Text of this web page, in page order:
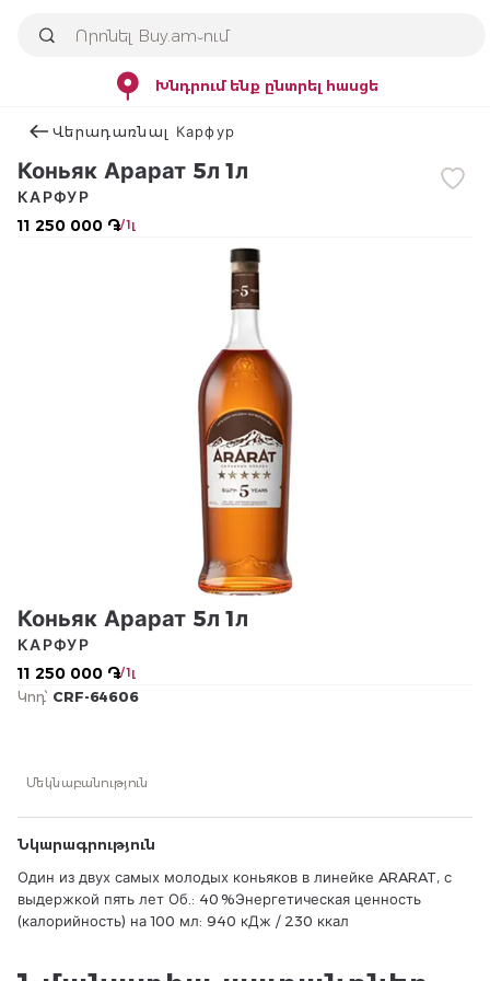
Խնդրում ենք ընտրել հասցե
Վերադառնալ Карфур
Коньяк Арарат 5л 1л
11 250 000 ֏/ 1լ
КАРФУР
Коньяк Арарат 5л 1л
11 250 000 ֏/ 1լ
КАРФУР
Կոդ՝ CRF-64606
Մեկնաբանություն
Նկարագրություն
Один из двух самых молодых коньяков в линейке ARARAT, с
выдержкой пять лет Об.: 40 %Энергетическая ценность
(калорийность) на 100 мл: 940 кДж / 230 ккал